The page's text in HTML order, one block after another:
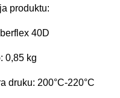
produktu:
40D
0,85 kg
druku: 200°C-220°C